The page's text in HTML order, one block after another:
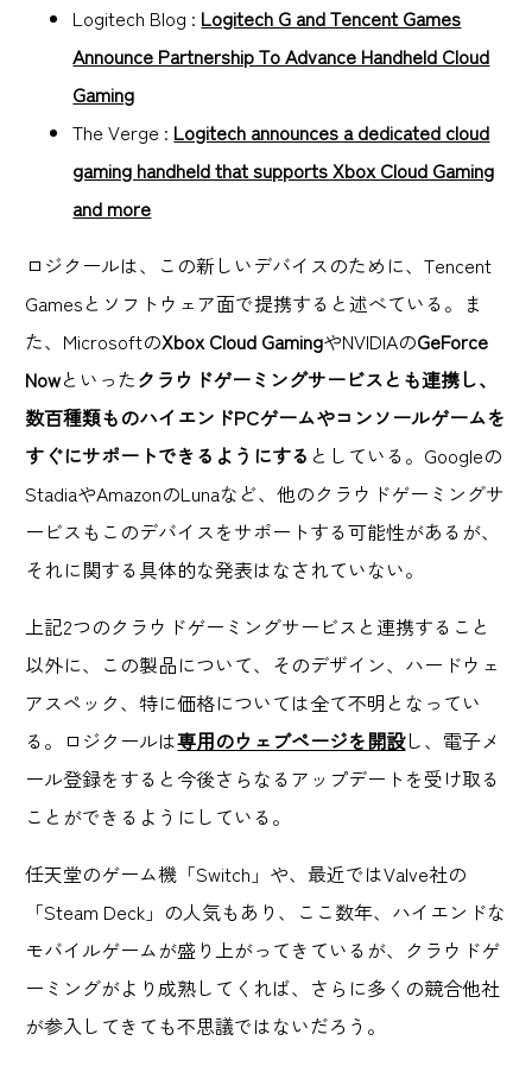
Logitech Blog : Logitech G and Tencent Games
Announce Partnership To Advance Handheld Cloud
Gaming
The Verge : Logitech announces a dedicated cloud
gaming handheld that supports Xbox Cloud Gaming
and more
ロジクールは、この新しいデバイスのために、Tencent
Gamesとソフトウェア面で提携すると述べている。ま
た、MicrosoftのXbox Cloud GamingやNVIDIAのGeForce
Nowといったクラウドゲーミングサービスとも連携し、
数百種類ものハイエンドPCゲームやコンソールゲームを
すぐにサポートできるようにする としている。Googleの
StadiaやAmazonのLunaなど、他のクラウドゲーミングサ
ービスもこのデバイスをサポートする可能性があるが、
それに関する具体的な発表はなされていない。
上記2つのクラウドゲーミングサービスと連携すること
以外に、この製品について、そのデザイン、ハードウェ
アスペック、特に価格については全て不明となってい
る。ロジクールは専用のウェブページを開設し、電子メ
ール登録をすると今後さらなるアップデートを受け取る
ことができるようにしている。
任天堂のゲーム機「Switch」や、最近ではValve社の
「Steam Deck」の人気もあり、ここ数年、ハイエンドな
モバイルゲームが盛り上がってきているが、クラウドゲ
ーミングがより成熟してくれば、さらに多くの競合他社
が参入してきても不思議ではないだろう。